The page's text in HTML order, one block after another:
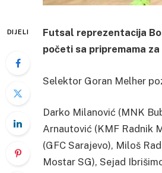
DIJELI
Futsal reprezentacija
početi sa pripremama
Selektor Goran Melher
Darko Milanović (MNK
Arnautović (KMF Radnik
(GFC Sarajevo), Miloš
Mostar SG), Sejad